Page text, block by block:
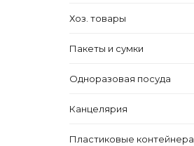
Хоз. товары
Пакеты и сумки
Одноразовая посуда
Канцелярия
Пластиковые контейнера